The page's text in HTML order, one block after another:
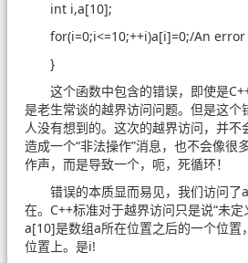
int i,a[10];
for(i=0;i<=10;++i)a[i]=0;/An
}
这个函数中包含的错误，即使是
是老生常谈的越界访问问题。但是这个
人没有想到的。这次的越界访问，并
造成一个“非法操作”消息，也不会像很
作声，而是导致一个，呃，死循环！
错误的本质显而易见，我们访问
在。C++标准对于越界访问只是说“未定
a[10]是数组a所在位置之后的一个位置
位置上。是i!